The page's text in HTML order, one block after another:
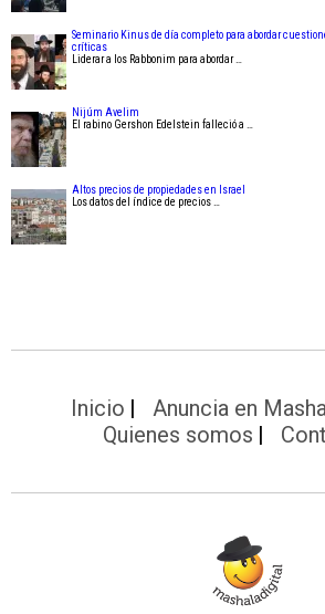
Seminario Kinus de día completo para abordar
críticas
Liderar a los Rabbonim para abordar …
Nijúm Avelim
El rabino Gershon Edelstein falleció a …
Altos precios de propiedades en Israel
Los datos del índice de precios …
Inicio
Anuncia en
Quienes somos